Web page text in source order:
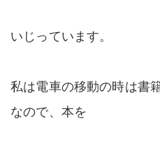
いじっています。
私は電車の移動の時は書
なので、本を